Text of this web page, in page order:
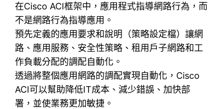
在Cisco ACI框架中，應用程式指導網路行為，而
不是網路行為指導應用。
預先定義的應用要求和說明（策略設定檔）讓網
路、應用服務、安全性策略、租用戶子網路和工
作負載分配的調配自動化。
透過將整個應用網路的調配實現自動化，Cisco
ACI可以幫助降低IT成本、減少錯誤、加快部
署，並使業務更加敏捷。